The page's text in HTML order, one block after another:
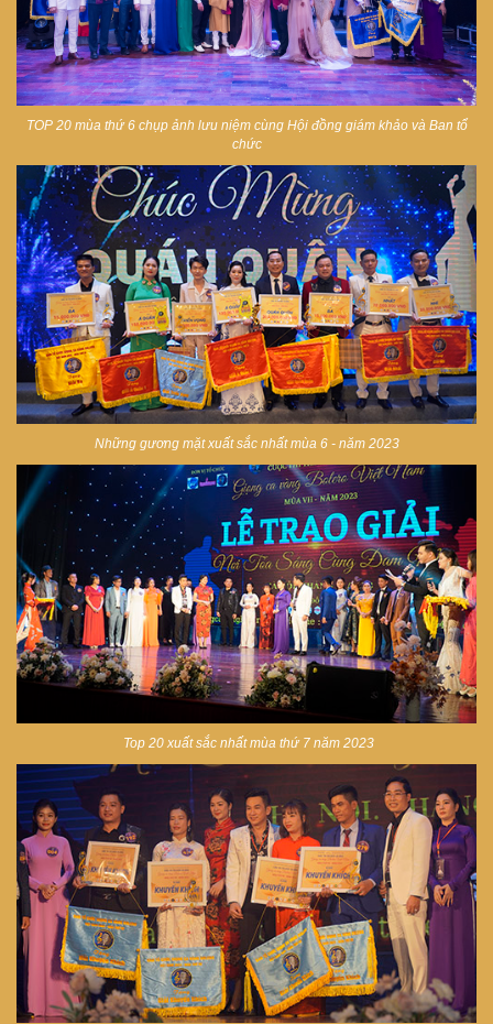
TOP 20 mùa thứ 6 chụp ảnh lưu niệm cùng Hội đồng giám khảo và Ban tổ
chức
Những gương mặt xuất sắc nhất mùa 6 - năm 2023
Top 20 xuất sắc nhất mùa thứ 7 năm 2023